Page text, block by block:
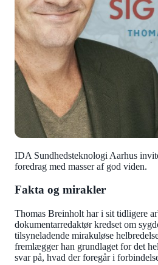
IDA Sundhedsteknologi Aarhus
foredrag med masser af god viden.
Fakta og mirakler
Thomas Breinholt har i sit tidligere
dokumentarredaktør kredset om
tilsyneladende mirakuløse
fremlægger han grundlaget for det
svar på, hvad der foregår i